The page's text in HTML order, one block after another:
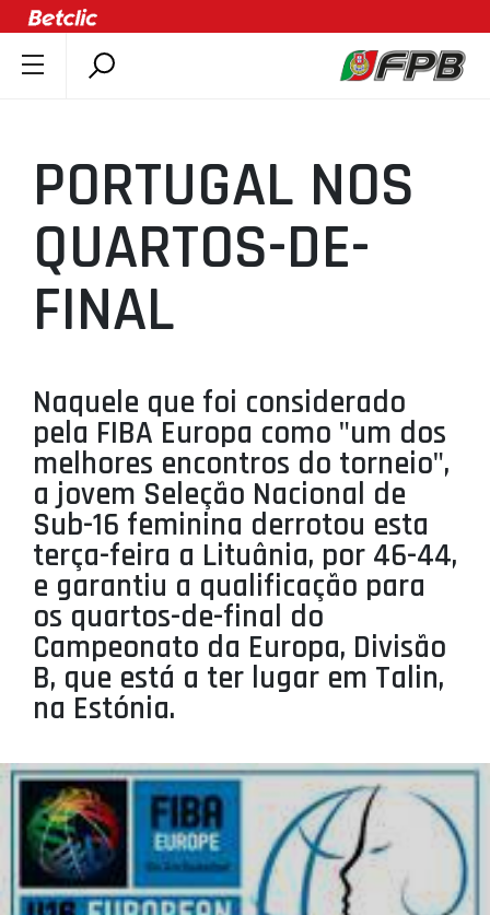
ÚLTIMAS
COMPETIÇÕES
ASSOCIAÇÕES
CLUBES
AGENTES
SELEÇÕES
MINIBASQUETE
ÁREA TÉCNICA
PROJETOS
LIGA BETCLIC MASCULINA
LIGA BETCLIC FEMININA
PORTUGAL NOS
QUARTOS-DE-
FINAL
Naquele que foi considerado
pela FIBA Europa como "um dos
melhores encontros do torneio",
a jovem Seleção Nacional de
Sub-16 feminina derrotou esta
terça-feira a Lituânia, por 46-44,
e garantiu a qualificação para
os quartos-de-final do
Campeonato da Europa, Divisão
B, que está a ter lugar em Talin,
na Estónia.